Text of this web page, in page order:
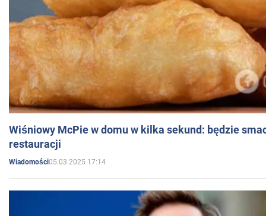
Wiśniowy McPie w domu w kilka sekund: będzie
restauracji
Wiadomości05.03.2025 17:14